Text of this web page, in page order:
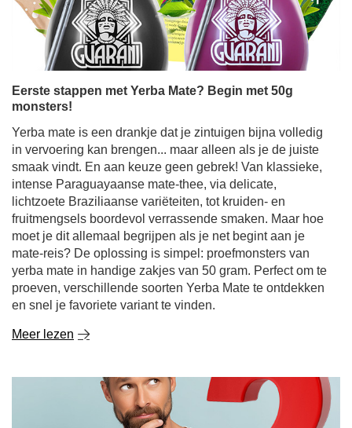
Eerste stappen met Yerba Mate? Begin met 50g
monsters!
in vervoering kan brengen... maar alleen als je de juiste
smaak vindt. En aan keuze geen gebrek! Van klassieke,
intense Paraguayaanse mate-thee, via delicate,
lichtzoete Braziliaanse variëteiten, tot kruiden- en
fruitmengsels boordevol verrassende smaken. Maar hoe
moet je dit allemaal begrijpen als je net begint aan je
mate-reis? De oplossing is simpel: proefmonsters van
yerba mate in handige zakjes van 50 gram. Perfect om te
proeven, verschillende soorten Yerba Mate te ontdekken
en snel je favoriete variant te vinden.
Meer lezen